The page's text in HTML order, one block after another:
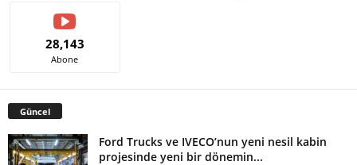
28,143
Abone
Güncel
Ford Trucks ve IVECO’nun yeni nesil kabin
projesinde yeni bir dönemin...